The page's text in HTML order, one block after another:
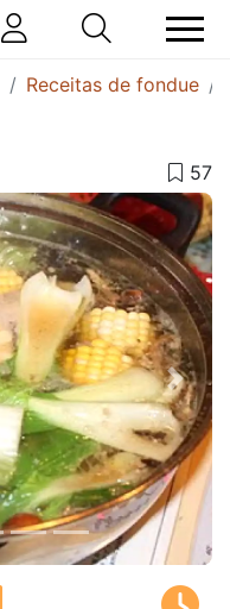
Receitas de fondue
Next